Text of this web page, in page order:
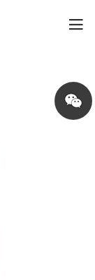
Share
on
wechat